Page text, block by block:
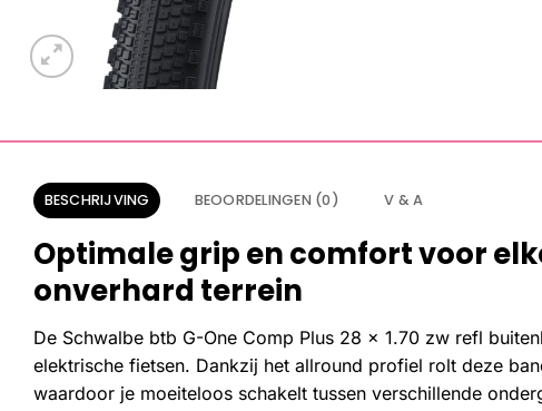
BESCHRIJVING BEOORDELINGEN (0) V & A
Optimale grip en comfort voor
onverhard terrein
De Schwalbe btb G-One Comp Plus 28 x 1.70 zw refl
elektrische fietsen. Dankzij het allround profiel rolt deze
waardoor je moeiteloos schakelt tussen verschillende